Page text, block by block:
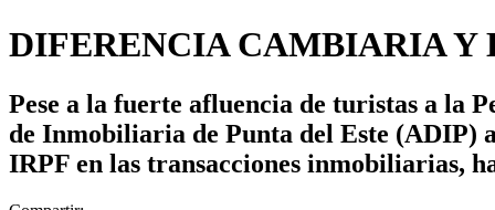
DIFERENCIA CAMBIARIA Y
Pese a la fuerte afluencia de turistas a la
de Inmobiliaria de Punta del Este (ADIP)
IRPF en las transacciones inmobiliarias,